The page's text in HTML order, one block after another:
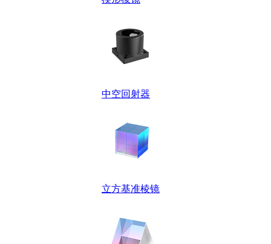
中空回射器
立方基准棱镜